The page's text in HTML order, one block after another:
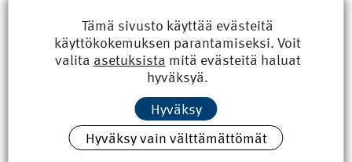
Tuomiokirkko ja naapuritalot
peruskorjataan Turussa
Turun tuomiokirkon juuri alkanut laaja
remontti kestää yli kaksi vuotta. Torin
toisella puolella historialliset rakennukset
niiden perustuksia. Korttelin vaativa
peruskorjaus on väistämättä pian edessä.
Helmikuussa käynnistyneessä...
Tämä sivusto käyttää evästeitä
käyttökokemuksen parantamiseksi. Voit
valita asetuksista mitä evästeitä haluat
hyväksyä.
Hyväksy
Hyväksy vain välttämättömät